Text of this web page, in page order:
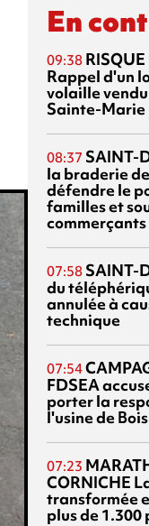
En
09:38 RISQUE
Rappel d'un
volaille
Sainte-Marie
08:37 SAINT-
la braderie
défendre le
familles et
commerçants
07:58 SAINT-
du
annulée à
technique
07:54
FDSEA
porter la
l'usine de
07:23
CORNICHE
transformée
plus de